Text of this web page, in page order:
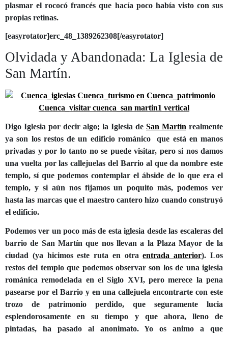
plasmar el rococó francés que hacía poco había visto con sus
propias retinas.
[easyrotator]erc_48_1389262308[/easyrotator]
Olvidada y Abandonada: La Iglesia de
San Martín.
Digo Iglesia por decir algo; la Iglesia de San Martín realmente
ya son los restos de un edificio románico que está en manos
privadas y por lo tanto no se puede visitar, pero si nos damos
una vuelta por las callejuelas del Barrio al que da nombre este
templo, sí que podemos contemplar el ábside de lo que era el
templo, y si aún nos fijamos un poquito más, podemos ver
hasta las marcas que el maestro cantero hizo cuando construyó
el edificio.
Podemos ver un poco más de esta iglesia desde las escaleras del
barrio de San Martín que nos llevan a la Plaza Mayor de la
ciudad (ya hicimos este ruta en otraentrada anterior). Los
restos del templo que podemos observar son los de una iglesia
románica remodelada en el Siglo XVI, pero merece la pena
pasearse por el Barrio y en una callejuela encontrarte con este
trozo de patrimonio perdido, que seguramente lucia
esplendorosamente en su tiempo y que ahora, lleno de
pintadas, ha pasado al anonimato. Yo os animo a que